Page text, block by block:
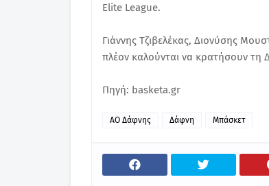
Elite League.
Γιάννης Τζιβελέκας, Διονύσης
πλέον καλούνται να κρατήσουν
Πηγή: basketa.gr
ΑΟ Δάφνης Δάφνη Μπάσκετ